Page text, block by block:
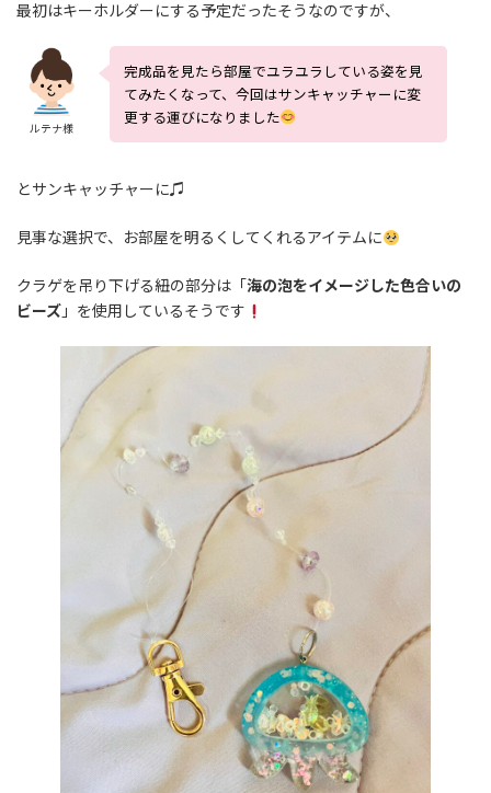
最初はキーホルダーにする予定だったそうなのですが、
ルテナ様
完成品を見たら部屋でユラユラしている姿を見
てみたくなって、今回はサンキャッチャーに変
更する運びになりました
とサンキャッチャーに♫
見事な選択で、お部屋を明るくしてくれるアイテムに
クラゲを吊り下げる紐の部分は「海の泡をイメージした色合いの
ビーズ 」を使用しているそうです